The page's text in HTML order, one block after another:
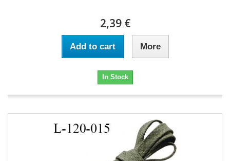
2,39 €
Add to cart More
In Stock